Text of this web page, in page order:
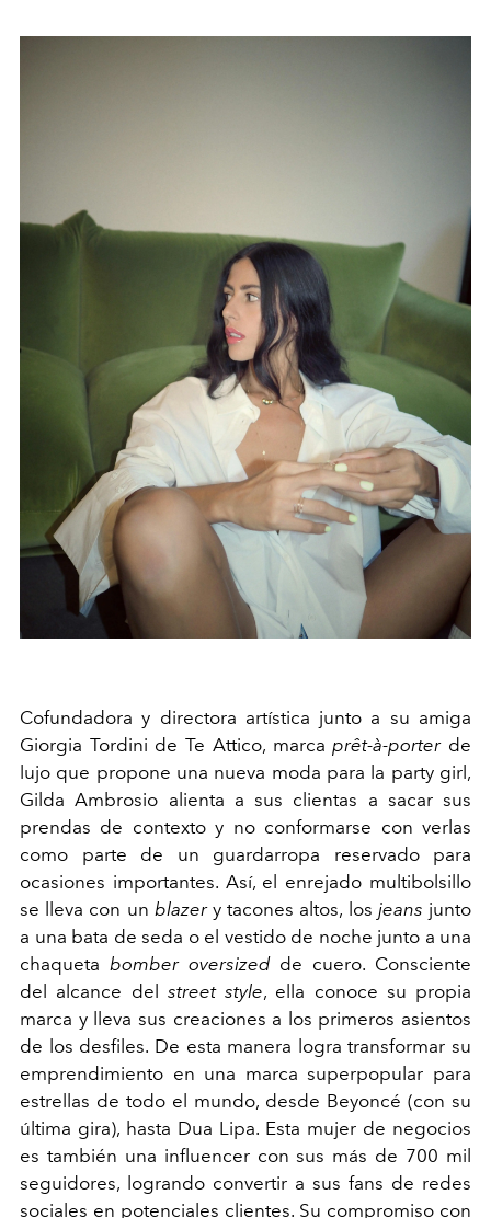
Cofundadora y directora artística junto a su amiga
Giorgia Tordini de Te Attico, marca prêt-à-porterde
lujo que propone una nueva moda para la party girl,
Gilda Ambrosio alienta a sus clientas a sacar sus
prendas de contexto y no conformarse con verlas
como parte de un guardarropa reservado para
ocasiones importantes. Así, el enrejado multibolsillo
se lleva con un blazery tacones altos, los jeans junto
a una bata de seda o el vestido de noche junto a una
chaqueta bomber oversized de cuero. Consciente
del alcance del street style, ella conoce su propia
marca y lleva sus creaciones a los primeros asientos
de los desfiles. De esta manera logra transformar su
emprendimiento en una marca superpopular para
estrellas de todo el mundo, desde Beyoncé (con su
última gira), hasta Dua Lipa. Esta mujer de negocios
es también una influencer con sus más de 700 mil
seguidores, logrando convertir a sus fans de redes
sociales en potenciales clientes. Su compromiso con